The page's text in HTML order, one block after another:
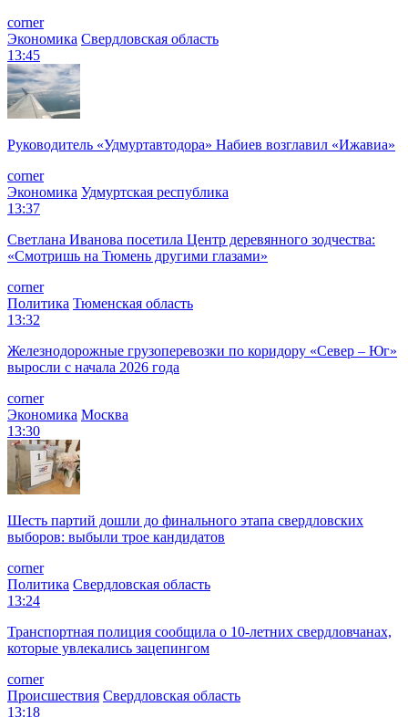
corner
Экономика Свердловская область
13:45
Руководитель «Удмуртавтодора» Набиев возглавил «Ижавиа»
corner
Экономика Удмуртская республика
13:37
Светлана Иванова посетила Центр деревянного зодчества:
«Смотришь на Тюмень другими глазами»
corner
Политика Тюменская область
13:32
Железнодорожные грузоперевозки по коридору «Север – Юг»
выросли с начала 2026 года
corner
Экономика Москва
13:30
Шесть партий дошли до финального этапа свердловских
выборов: выбыли трое кандидатов
corner
Политика Свердловская область
13:24
Транспортная полиция сообщила о 10-летних свердловчанах,
которые увлекались зацепингом
corner
Происшествия Свердловская область
13:18